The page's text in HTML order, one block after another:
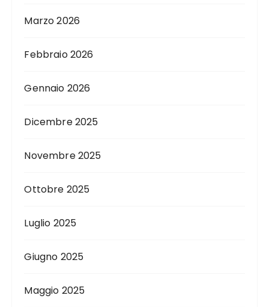
Marzo 2026
Febbraio 2026
Gennaio 2026
Dicembre 2025
Novembre 2025
Ottobre 2025
Luglio 2025
Giugno 2025
Maggio 2025